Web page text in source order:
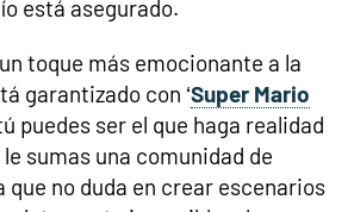
está asegurado.
toque más emocionante a la
garantizado con ‘Super Mario
puedes ser el que haga realidad
sumas una comunidad de
que no duda en crear escenarios